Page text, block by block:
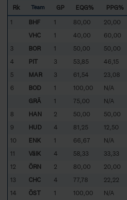
Rk
Team GP EQG% PPG%
1
BHF 1 80,00 20,00
VHC
1 40,00 60,00
3
BOR 1 50,00 50,00
4
PIT 3 53,85 46,15
5
MAR 3 61,54 23,08
6
BOD 1 100,00 N/A
GRÄ
1 75,00 N/A
8
HAN 2 50,00 50,00
9
HUD 4 81,25 12,50
10
ENK 1 66,67 N/A
11
VäIK 4 58,33 33,33
12
ÖRN 2 80,00 20,00
13
CHC 4 77,78 22,22
14
ÖST 1 100,00 N/A